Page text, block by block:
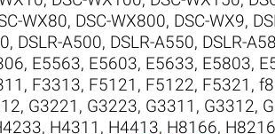
WX80, DSC-WX800, DSC-WX9,
, DSLR-A500, DSLR-A550, DSLR-
, E5563, E5603, E5633, E5803,
, F3313, F5121 , F5122, F5321 ,
, G3221 , G3223, G3311 , G3312,
, H4311 , H4413, H8166, H8216